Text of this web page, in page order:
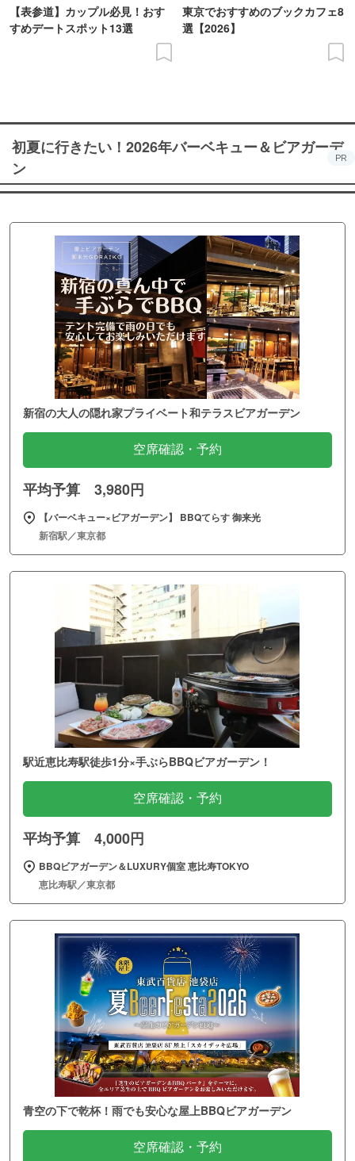
【表参道】カップル必見！おす
すめデートスポット13選
東京でおすすめのブックカフェ8
選【2026】
初夏に行きたい！2026年バーベキュー＆ビアガーデ
ン
PR
新宿の大人の隠れ家プライベート和テラスビアガーデン
空席確認・予約
平均予算 3,980円
【バーベキュー×ビアガーデン】 BBQてらす 御来光
新宿駅／東京都
駅近恵比寿駅徒歩1分×手ぶらBBQビアガーデン！
空席確認・予約
平均予算 4,000円
BBQビアガーデン＆LUXURY個室 恵比寿TOKYO
恵比寿駅／東京都
青空の下で乾杯！雨でも安心な屋上BBQビアガーデン
空席確認・予約